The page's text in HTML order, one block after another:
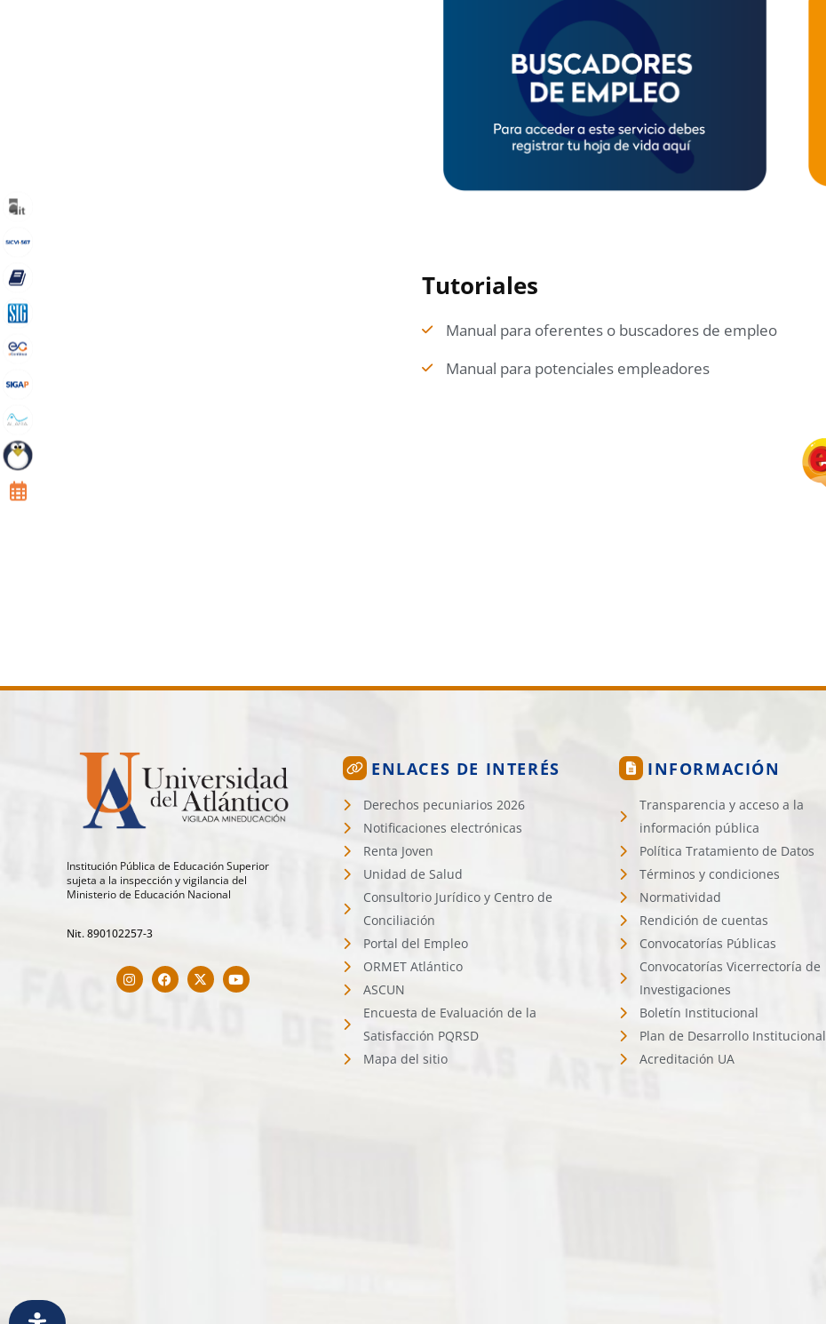
Tutoriales
Manual para oferentes o buscadores de empleo
Manual para potenciales empleadores
Institución Pública de Educación Superior
sujeta a la inspección y vigilancia del
Ministerio de Educación Nacional
Nit. 890102257-3
ENLACES DE INTERÉS
Derechos pecuniarios 2026
Notificaciones electrónicas
Renta Joven
Unidad de Salud
Consultorio Jurídico y Centro de
Conciliación
Portal del Empleo
ORMET Atlántico
ASCUN
Encuesta de Evaluación de la
Satisfacción PQRSD
Mapa del sitio
INFORMACIÓN
Transparencia y acceso a la
información pública
Política Tratamiento de Datos
Términos y condiciones
Normatividad
Rendición de cuentas
Convocatorías Públicas
Convocatorías Vicerrectoría de
Investigaciones
Boletín Institucional
Plan de Desarrollo Institucional
Acreditación UA